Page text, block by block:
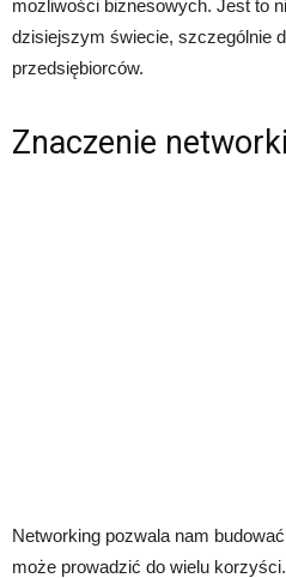
możliwości biznesowych. Jest to
dzisiejszym świecie, szczególnie
przedsiębiorców.
Znaczenie
Networking pozwala nam
może prowadzić do wielu